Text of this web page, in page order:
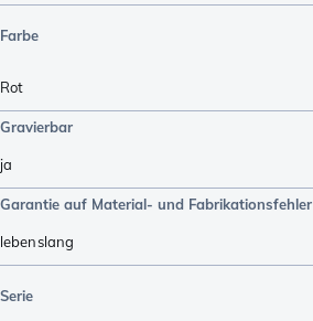
Farbe
Rot
Gravierbar
ja
Garantie auf Material- und Fabrikationsfehler
lebenslang
Serie